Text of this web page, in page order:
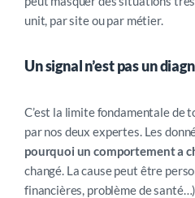
unit, par site ou par métier.
Un signal n’est pas un
C’est la limite fondamentale de
par nos deux expertes. Les
pourquoi un comportement a
changé. La cause peut être
financières, problème de